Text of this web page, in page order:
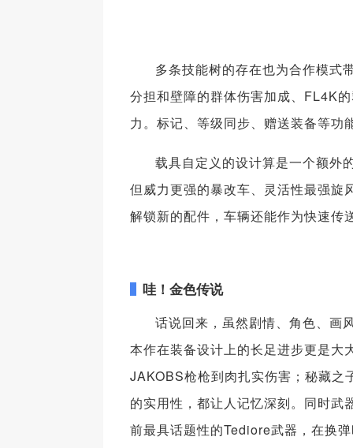
多条技能树的存在也为合作模式
分担和壁障的群体伤害加成、FL4K
力。标记、等级同步、赠送装备等功
载具自定义的设计算是一个额外
但威力更强的暴改车、灵活性最强旋
解锁新的配件，车辆还能作为快速传
哇！金色传说
话说回来，虽然剧情、角色、画
本作在装备设计上的长足进步更是大
JAKOBS枪枪到肉扎实伤害；秘藏
的实用性，都让人记忆深刻。同时武
前最具话题性的Tediore武器，在换